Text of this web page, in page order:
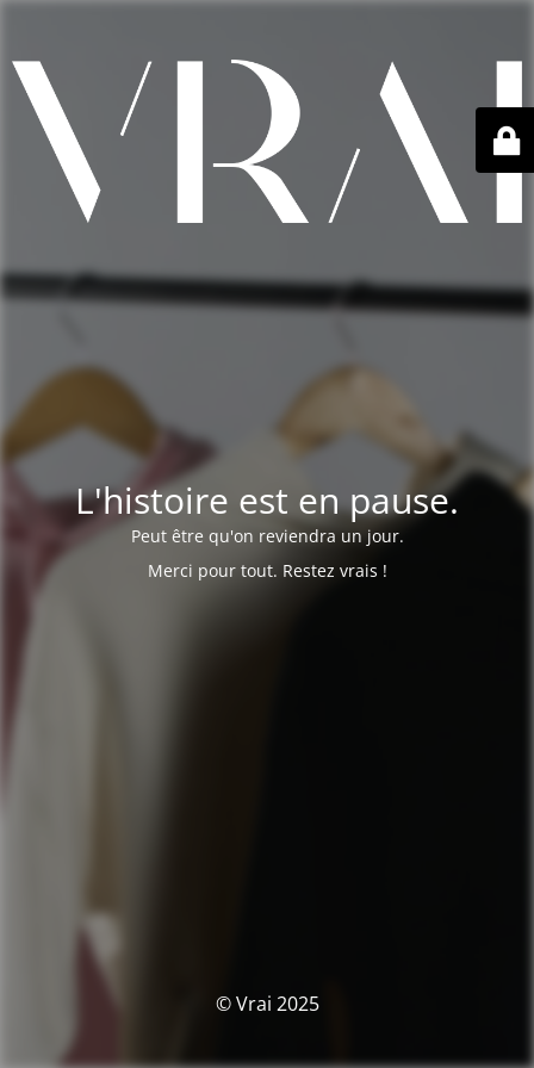
L'histoire est en pause.
Peut être qu'on reviendra un jour.
Merci pour tout. Restez vrais !
© Vrai 2025